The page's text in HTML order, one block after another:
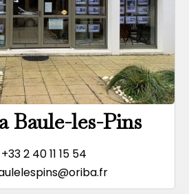
Baule-les-Pins
+33 2 40 11 15 54